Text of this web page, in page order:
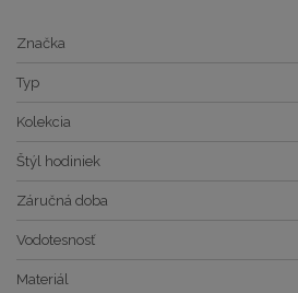
Značka
Typ
Kolekcia
Štýl hodiniek
Záručná doba
Vodotesnosť
Materiál